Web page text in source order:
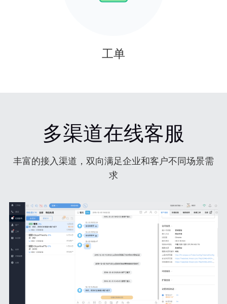
工单
多渠道在线客服
丰富的接入渠道，双向满足企业和客户不同场景需
求